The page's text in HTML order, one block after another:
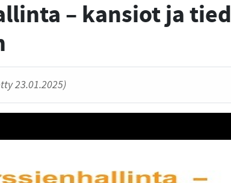
– kansiot ja
23.01.2025)